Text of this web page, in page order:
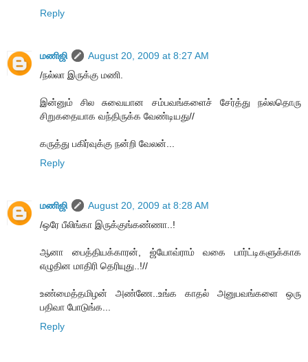
Reply
மணிஜி
August 20, 2009 at 8:27 AM
/நல்லா இருக்கு மணி.
இன்னும் சில சுவையான சம்பவங்களைச் சேர்த்து நல்லதொரு
சிறுகதையாக வந்திருக்க வேண்டியது//
கருத்து பகிர்வுக்கு நன்றி வேலன்...
Reply
மணிஜி
August 20, 2009 at 8:28 AM
/ஒரே பீலிங்கா இருக்குங்கண்ணா..!
ஆனா பைத்தியக்காரன், ஜ்யோவ்ராம் வகை பார்ட்டிகளுக்காக
எழுதின மாதிரி தெரியுது..!//
உண்மைத்தமிழன் அண்ணே..உங்க காதல் அனுபவங்களை ஒரு
பதிவா போடுங்க...
Reply